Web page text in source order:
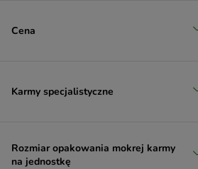
14
Cena
Karmy specjalistyczne
Rozmiar opakowania mokrej karmy
na jednostkę